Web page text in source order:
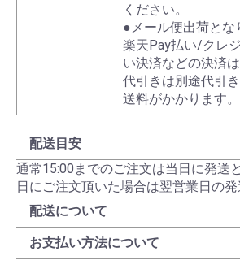
ください。
●メール便出荷とな
楽天Pay払い/クレ
い決済などの決済
代引きは別途代引
送料がかかります。
配送目安
通常15:00までのご注文は当日に発送
日にご注文頂いた場合は翌営業日の発
配送について
お支払い方法について